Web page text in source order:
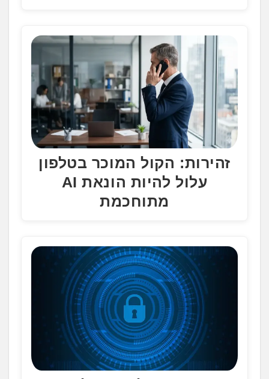
זהירות: הקול המוכר בטלפון
עלול להיות הונאת AI
מתוחכמת